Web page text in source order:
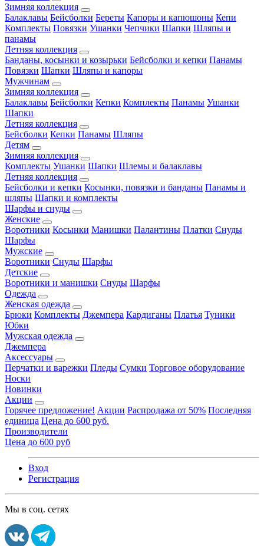
Зимняя коллекция
Балаклавы Бейсболки Береты Капоры и капюшоны Кепи
Комплекты Повязки Ушанки Чепчики Шапки Шляпы и
панамы
Летняя коллекция
Банданы, косынки и козырьки Бейсболки и кепки Панамы
Повязки Шапки Шляпы и капоры
Мужчинам
Зимняя коллекция
Балаклавы Бейсболки Кепки Комплекты Панамы Ушанки
Шапки
Летняя коллекция
Бейсболки Кепки Панамы Шляпы
Детям
Зимняя коллекция
Комплекты Ушанки Шапки Шлемы и балаклавы
Летняя коллекция
Бейсболки и кепки Косынки, повязки и банданы Панамы и
шляпы Шапки и комплекты
Шарфы и снуды
Женские
Воротники Косынки Манишки Палантины Платки Снуды
Шарфы
Мужские
Воротники Снуды Шарфы
Детские
Воротники и манишки Снуды Шарфы
Одежда
Женская одежда
Брюки Комплекты Джемпера Кардиганы Платья Туники
Юбки
Мужская одежда
Джемпера
Аксессуары
Перчатки и варежки Пледы Сумки Торговое оборудование
Носки
Новинки
Акции
Горячее предложение! Акции Распродажа от 50% Последняя
единица Цена до 600 руб.
Производители
Цена до 600 руб
Вход
Регистрация
Мы в соц. сетях